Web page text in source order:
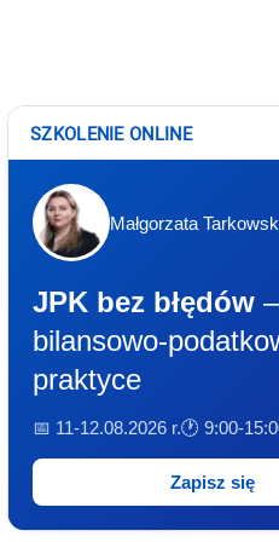
SZKOLENIE ONLINE
Małgorzata
JPK bez błędów
bilansowo-
praktyce
📅 11-12.08.2026 r.🕐 9:00-
Zapisz się